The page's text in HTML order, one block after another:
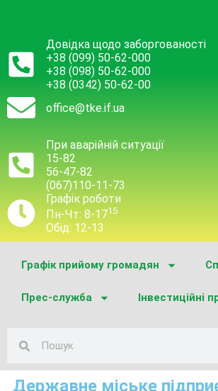
Довідка щодо заборгованості
+38 (099) 50-62-000
+38 (098) 50-62-000
+38 (0342) 50-62-00
office@tke.if.ua
При аварійній ситуації
15-82
56-47-82
(067)110-11-73
Графік роботи
Пн-Чт: 8-1715
Обід: 12-13
Графік прийому громадян
Прес-служба Інвестиційні
Державне міське